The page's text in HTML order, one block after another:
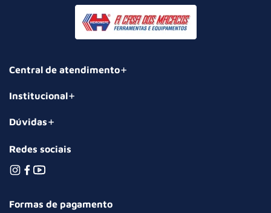
Central de atendimento
Institucional
Dúvidas
Redes sociais
Formas de pagamento